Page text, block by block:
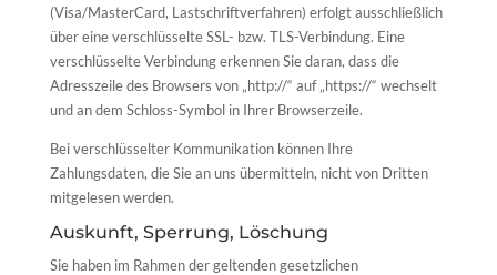
(Visa/MasterCard, Lastschriftverfahren) erfolgt ausschließlich
über eine verschlüsselte SSL- bzw. TLS-Verbindung. Eine
verschlüsselte Verbindung erkennen Sie daran, dass die
Adresszeile des Browsers von „http://“ auf „https://“ wechselt
und an dem Schloss-Symbol in Ihrer Browserzeile.
Bei verschlüsselter Kommunikation können Ihre
Zahlungsdaten, die Sie an uns übermitteln, nicht von Dritten
mitgelesen werden.
Auskunft, Sperrung, Löschung
Sie haben im Rahmen der geltenden gesetzlichen